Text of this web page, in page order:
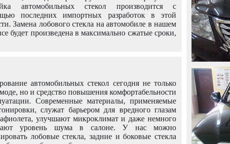
автомобильных стекол производится с
последних импортных разработок в этой
Замена лобового стекла на автомобиле в нашем
будет произведена в максимально сжатые сроки,
автомобильных стекол сегодня не только
но и средство повышения комфортабельности
Современные материалы, применяемые
служат барьером для вредного глазам
улучшают микроклимат и даже немного
уровень шума в салоне. У нас можно
лобовые стекла, задние и боковые стекла